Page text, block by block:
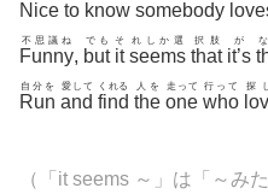
Nice to know somebody
Funny
不思議ね
, but
でも
it
そ
seems
れしか選
that
択肢
it’s
が
Run
自分を
and
愛して
find
くれる
the
人を
one
走って
who
行って 探
（「it seems ～」は「～み